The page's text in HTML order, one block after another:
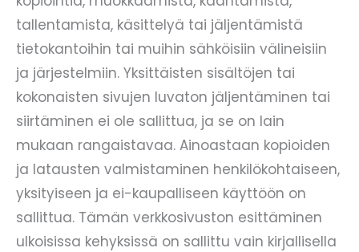
tallentamista, käsittelyä tai jäljentämistä
tietokantoihin tai muihin sähköisiin välineisiin
ja järjestelmiin. Yksittäisten sisältöjen tai
kokonaisten sivujen luvaton jäljentäminen tai
siirtäminen ei ole sallittua, ja se on lain
mukaan rangaistavaa. Ainoastaan kopioiden
ja latausten valmistaminen henkilökohtaiseen,
yksityiseen ja ei-kaupalliseen käyttöön on
sallittua. Tämän verkkosivuston esittäminen
ulkoisissa kehyksissä on sallittu vain kirjallisella